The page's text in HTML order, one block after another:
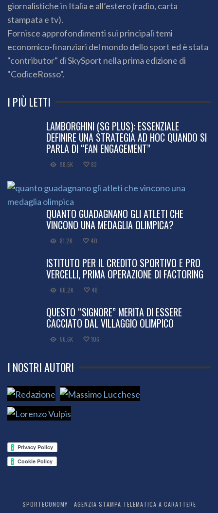
giornalistiche in Italia e all’estero (radio, carta
stampata e tv).
Fornisce approfondimenti sui principali temi
economico-finanziari del mondo dello sport ed è stata
"contributor" di SkySport nella prima edizione di
"CodiceRosso".
I PIÙ LETTI
LAMBORGHINI (SG PLUS): ESSENZIALE
DEFINIRE UNA STRATEGIA AD HOC QUANDO SI
PARLA DI “FAN ENGAGEMENT”
98.5K 83
QUANTO GUADAGNANO GLI ATLETI CHE
VINCONO UNA MEDAGLIA OLIMPICA?
81.2K 40
ISTITUTO PER IL CREDITO SPORTIVO E PRO
VERCELLI, PRIMA OPERAZIONE DI FACTORING
66.2K 48
QUESTO “SIGNORE” MERITA DI ESSERE
CACCIATO DAL VILLAGGIO OLIMPICO
56.6K 106
I NOSTRI AUTORI
SPORTECONOMY - AGENZIA STAMPA TELEMATICA A CARATTERE